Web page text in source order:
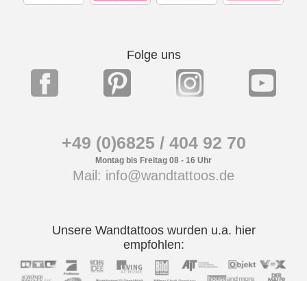
Folge uns
+49 (0)6825 / 404 92 70
Montag bis Freitag 08 - 16 Uhr
Mail: info@wandtattoos.de
Unsere Wandtattoos wurden u.a. hier
empfohlen: